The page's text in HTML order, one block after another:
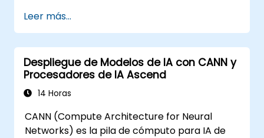
Leer más...
Despliegue de Modelos de IA con CANN y
Procesadores de IA Ascend
14 Horas
CANN (Compute Architecture for Neural
Networks) es la pila de cómputo para IA de